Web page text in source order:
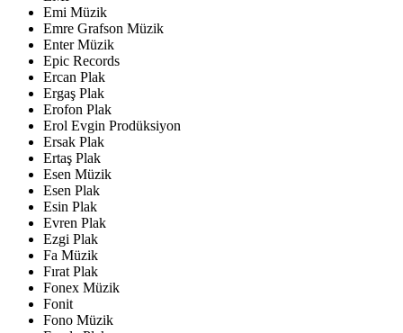
Emi Müzik
Emre Grafson Müzik
Enter Müzik
Epic Records
Ercan Plak
Ergaş Plak
Erofon Plak
Erol Evgin Prodüksiyon
Ersak Plak
Ertaş Plak
Esen Müzik
Esen Plak
Esin Plak
Evren Plak
Ezgi Plak
Fa Müzik
Fırat Plak
Fonex Müzik
Fonit
Fono Müzik